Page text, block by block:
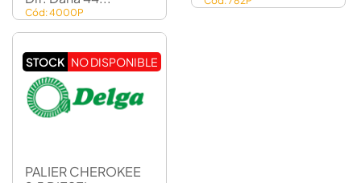
Cód: 4000P
STOCK NO DISPONIBLE
PALIER CHEROKEE